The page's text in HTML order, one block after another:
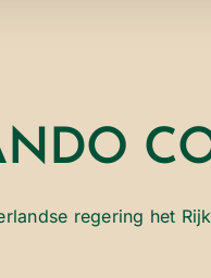
regering het